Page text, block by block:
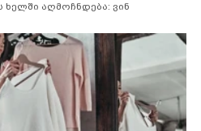
ხელში აღმოჩნდება: ვინ